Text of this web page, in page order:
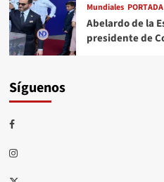
Mundiales PORTADA
Abelardo de la
presidente de
Síguenos